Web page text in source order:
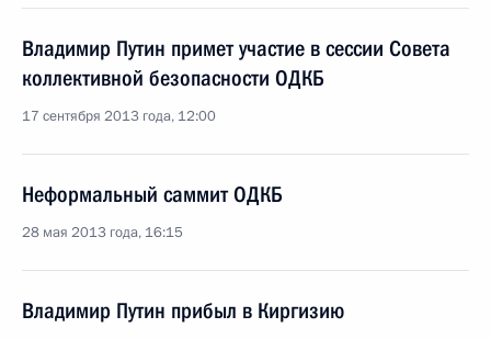
Владимир Путин примет участие в сессии Совета
коллективной безопасности ОДКБ
17 сентября 2013 года, 12:00
Неформальный саммит ОДКБ
28 мая 2013 года, 16:15
Владимир Путин прибыл в Киргизию